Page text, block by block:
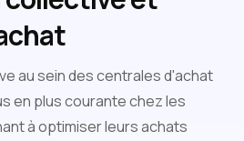
au sein des centrales d'achat
en plus courante chez les
à optimiser leurs achats